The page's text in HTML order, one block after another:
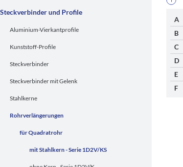
Steckverbinder und Profile
Aluminium-Vierkantprofile
Kunststoff-Profile
Steckverbinder
Steckverbinder mit Gelenk
Stahlkerne
Rohrverlängerungen
für Quadratrohr
mit Stahlkern - Serie 1D2V/KS
A
B
C
D
E
F